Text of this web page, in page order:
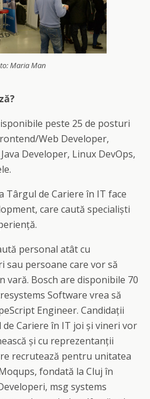
Maria Man
peste 25 de posturi
Web Developer,
Developer, Linux DevOps,
Târgul de Cariere în IT face
care caută specialiști
personal atât cu
sau persoane care vor să
vară. Bosch are disponibile 70
Software vrea să
Engineer. Candidații
Cariere în IT joi și vineri vor
și cu reprezentanții
recrutează pentru unitatea
fondată la Cluj în
msg systems